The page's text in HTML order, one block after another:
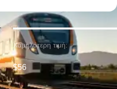
Χαμηλότερη τιμή:
$56